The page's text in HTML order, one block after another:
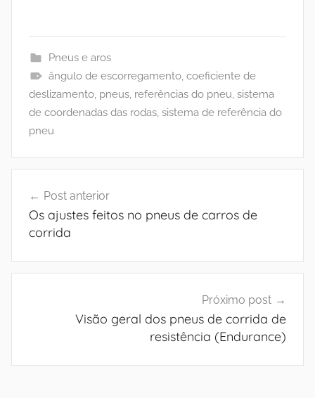
Pneus e aros
ângulo de escorregamento, coeficiente de
deslizamento, pneus, referências do pneu, sistema
de coordenadas das rodas, sistema de referência do
pneu
de
Post
Post anterior
Os ajustes feitos no pneus de carros de
corrida
Próximo post
Visão geral dos pneus de corrida de
resistência (Endurance)